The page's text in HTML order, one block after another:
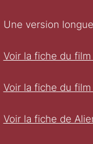
Une version
Voir la fiche du film
Voir la fiche du
Voir la fiche de